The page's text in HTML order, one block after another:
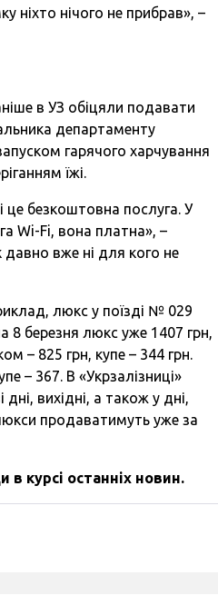
ніхто нічого не прибрав», –
в УЗ обіцяли подавати
департаменту
гарячого харчування
їжі.
це безкоштовна послуга. У
Wi-Fi, вона платна», –
давно вже ні для кого не
люкс у поїзді № 029
8 березня люкс уже 1407 грн,
– 825 грн, купе – 344 грн.
– 367. В «Укрзалізниці»
вихідні, а також у дні,
продаватимуть уже за
в курсі останніх новин.